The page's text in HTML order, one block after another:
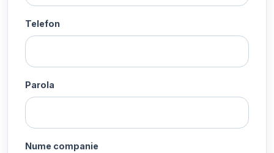
Telefon
Parola
Nume companie